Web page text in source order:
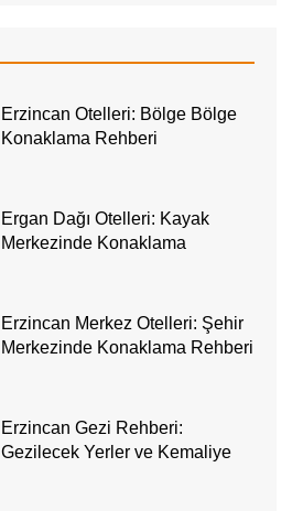
Erzincan Otelleri: Bölge Bölge
Konaklama Rehberi
Ergan Dağı Otelleri: Kayak
Merkezinde Konaklama
Erzincan Merkez Otelleri: Şehir
Merkezinde Konaklama Rehberi
Erzincan Gezi Rehberi:
Gezilecek Yerler ve Kemaliye